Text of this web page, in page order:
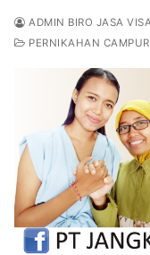
ADMIN BIRO JASA VISA
PERNIKAHAN